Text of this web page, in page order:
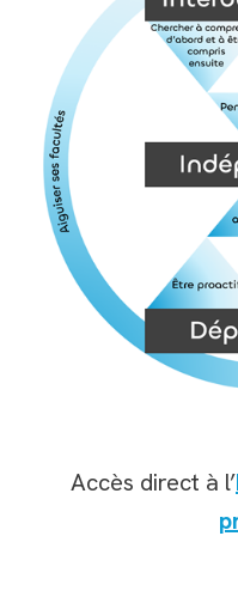
Accès direct à l’